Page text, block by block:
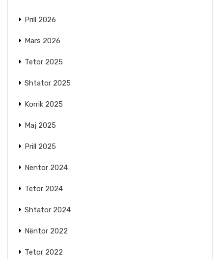
Prill 2026
Mars 2026
Tetor 2025
Shtator 2025
Korrik 2025
Maj 2025
Prill 2025
Nëntor 2024
Tetor 2024
Shtator 2024
Nëntor 2022
Tetor 2022